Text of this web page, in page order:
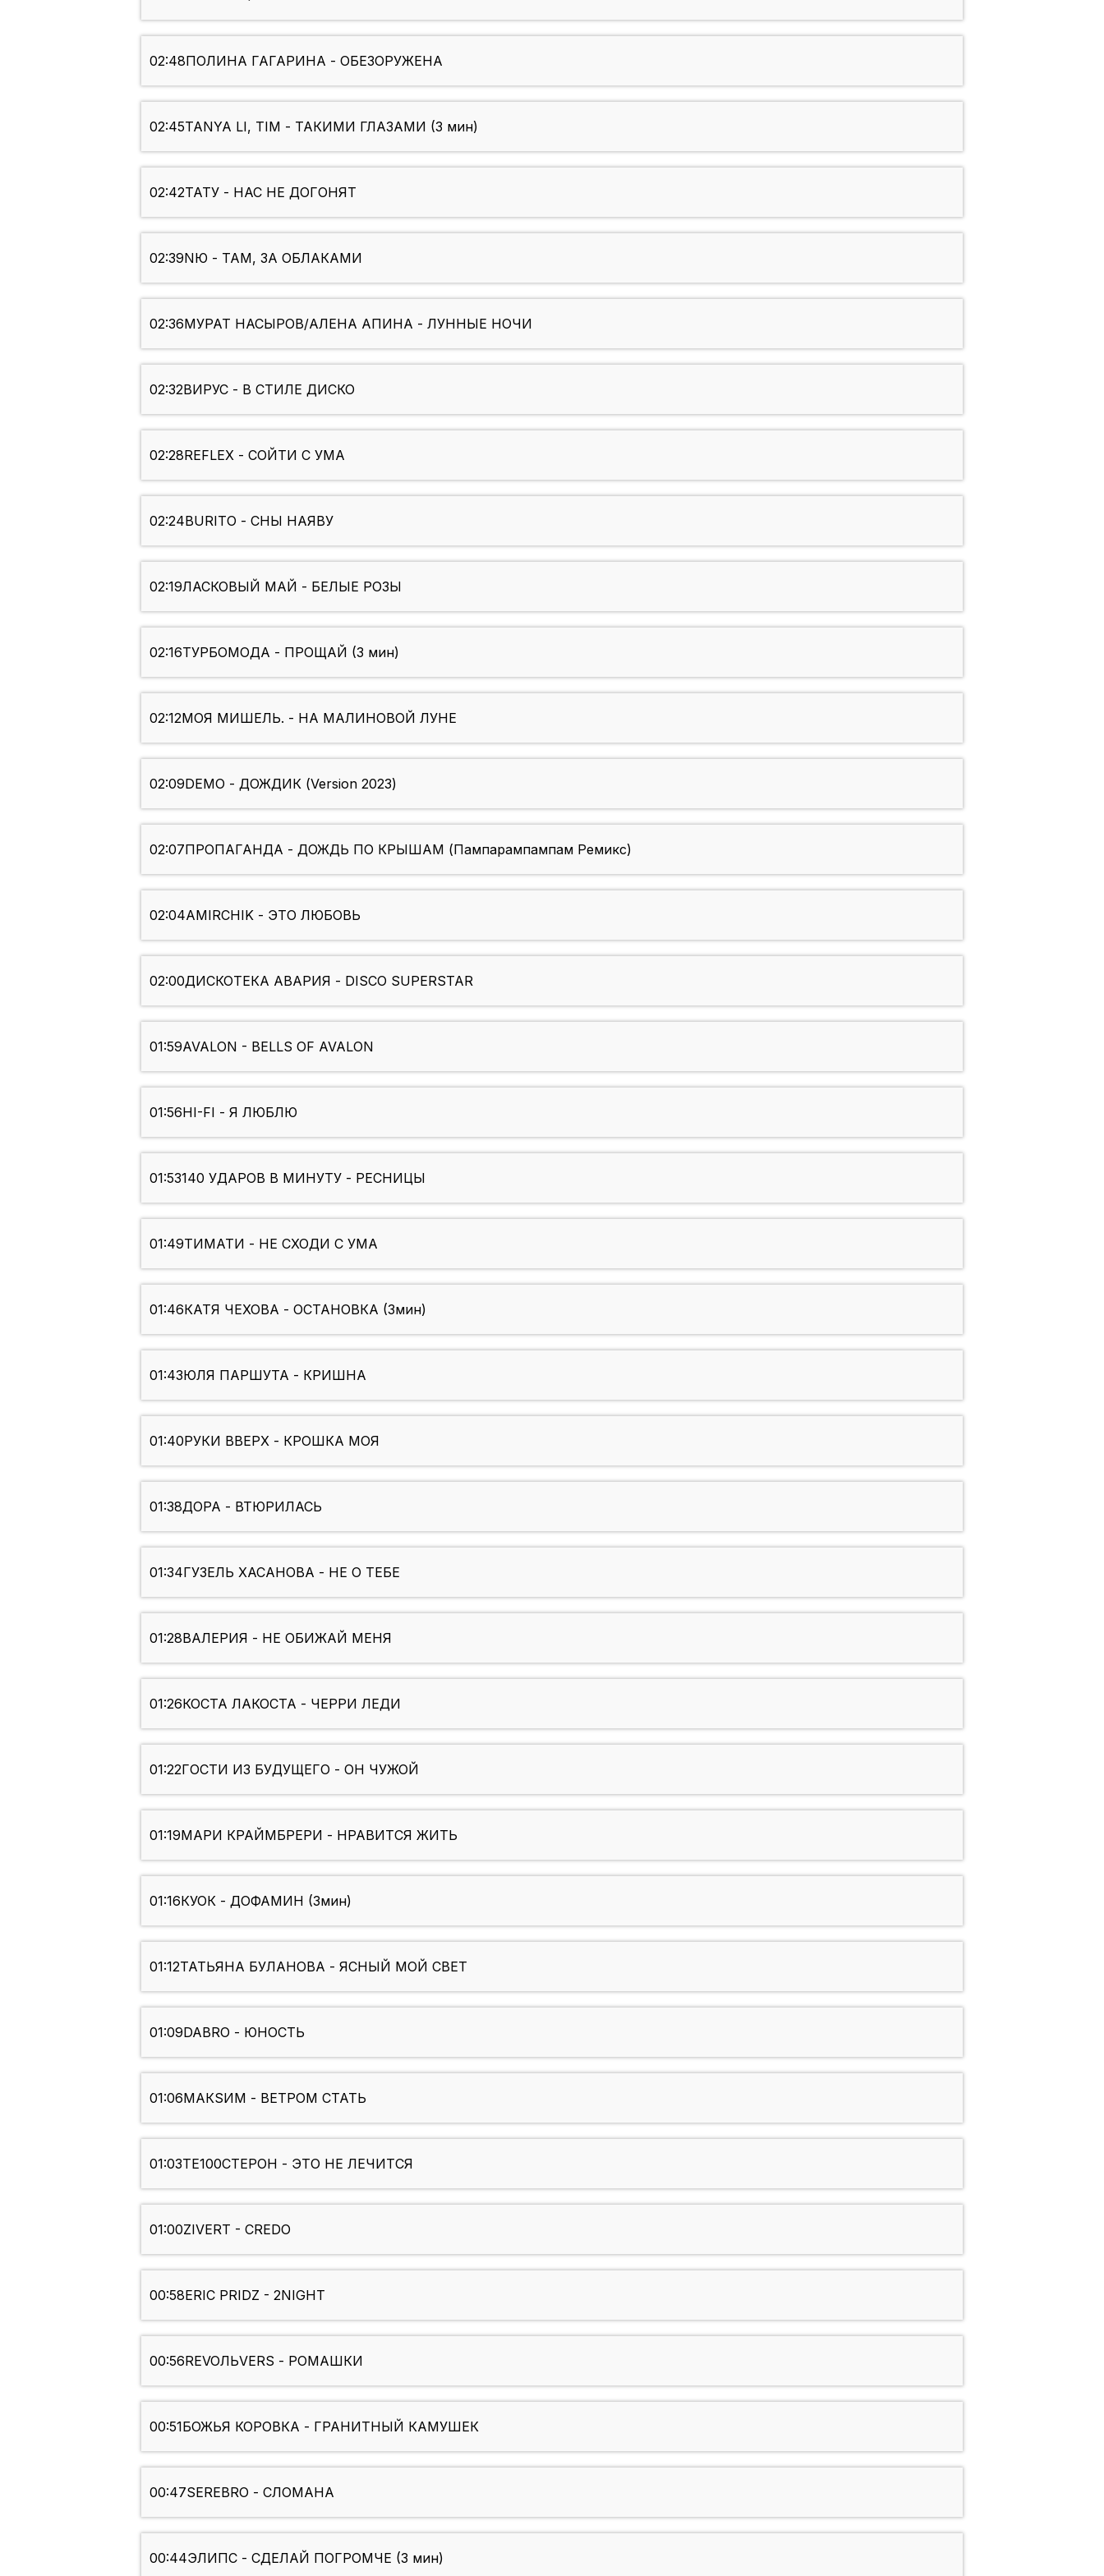
02:48ПОЛИНА ГАГАРИНА - ОБЕЗОРУЖЕНА
02:45TANYA LI, TIM - ТАКИМИ ГЛАЗАМИ (3 мин)
02:42ТАТУ - НАС НЕ ДОГОНЯТ
02:39NЮ - ТАМ, ЗА ОБЛАКАМИ
02:36МУРАТ НАСЫРОВ/АЛЕНА АПИНА - ЛУННЫЕ НОЧИ
02:32ВИРУС - В СТИЛЕ ДИСКО
02:28REFLEX - СОЙТИ С УМА
02:24BURITO - СНЫ НАЯВУ
02:19ЛАСКОВЫЙ МАЙ - БЕЛЫЕ РОЗЫ
02:16ТУРБОМОДА - ПРОЩАЙ (3 мин)
02:12МОЯ МИШЕЛЬ. - НА МАЛИНОВОЙ ЛУНЕ
02:09DEMO - ДОЖДИК (Version 2023)
02:07ПРОПАГАНДА - ДОЖДЬ ПО КРЫШАМ (Пампарампампам Ремикс)
02:04AMIRCHIK - ЭТО ЛЮБОВЬ
02:00ДИСКОТЕКА АВАРИЯ - DISCO SUPERSTAR
01:59AVALON - BELLS OF AVALON
01:56HI-FI - Я ЛЮБЛЮ
01:53140 УДАРОВ В МИНУТУ - РЕСНИЦЫ
01:49ТИМАТИ - НЕ СХОДИ С УМА
01:46КАТЯ ЧЕХОВА - ОСТАНОВКА (3мин)
01:43ЮЛЯ ПАРШУТА - КРИШНА
01:40РУКИ ВВЕРХ - КРОШКА МОЯ
01:38ДОРА - ВТЮРИЛАСЬ
01:34ГУЗЕЛЬ ХАСАНОВА - НЕ О ТЕБЕ
01:28ВАЛЕРИЯ - НЕ ОБИЖАЙ МЕНЯ
01:26КОСТА ЛАКОСТА - ЧЕРРИ ЛЕДИ
01:22ГОСТИ ИЗ БУДУЩЕГО - ОН ЧУЖОЙ
01:19МАРИ КРАЙМБРЕРИ - НРАВИТСЯ ЖИТЬ
01:16КУОК - ДОФАМИН (3мин)
01:12ТАТЬЯНА БУЛАНОВА - ЯСНЫЙ МОЙ СВЕТ
01:09DABRO - ЮНОСТЬ
01:06МАКSИМ - ВЕТРОМ СТАТЬ
01:03ТЕ100СТЕРОН - ЭТО НЕ ЛЕЧИТСЯ
01:00ZIVERT - CREDO
00:58ERIC PRIDZ - 2NIGHT
00:56REVOЛЬVERS - РОМАШКИ
00:51БОЖЬЯ КОРОВКА - ГРАНИТНЫЙ КАМУШЕК
00:47SEREBRO - СЛОМАНА
00:44ЭЛИПС - СДЕЛАЙ ПОГРОМЧЕ (3 мин)